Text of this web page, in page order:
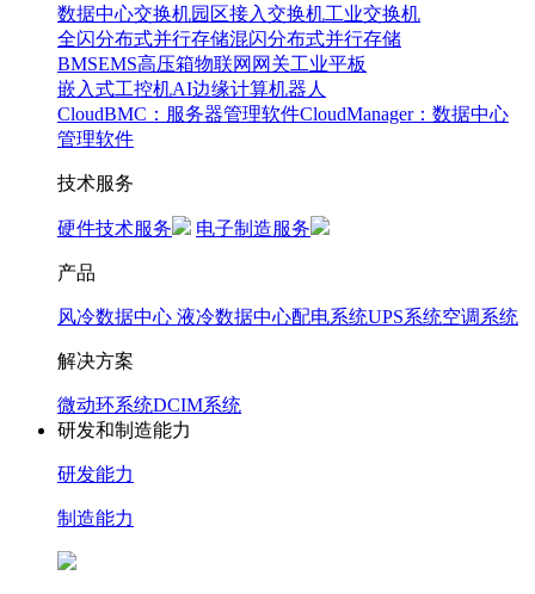
数据中心交换机园区接入交换机工业交换机
全闪分布式并行存储混闪分布式并行存储
BMSEMS高压箱物联网网关工业平板
嵌入式工控机AI边缘计算机器人
CloudBMC：服务器管理软件CloudManager：数据中心
管理软件
技术服务
硬件技术服务 电子制造服务
产品
风冷数据中心 液冷数据中心配电系统UPS系统空调系统
解决方案
微动环系统DCIM系统
研发和制造能力
研发能力
制造能力